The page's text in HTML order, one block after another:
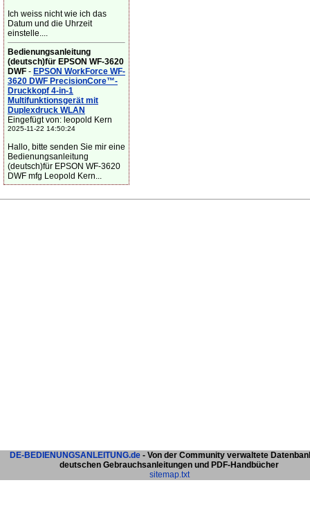
Ich weiss nicht wie ich das
Datum und die Uhrzeit
einstelle....
Bedienungsanleitung
(deutsch)für EPSON WF-3620
DWF - EPSON WorkForce WF-
3620 DWF PrecisionCore™-
Druckkopf 4-in-1
Multifunktionsgerät mit
Duplexdruck WLAN
Eingefügt von: leopold Kern
2025-11-22 14:50:24
Hallo, bitte senden Sie mir eine
Bedienungsanleitung
(deutsch)für EPSON WF-3620
DWF mfg Leopold Kern...
DE-BEDIENUNGSANLEITUNG.de - Von der Community verwaltete
deutschen Gebrauchsanleitungen und PDF-Handbücher
sitemap.txt